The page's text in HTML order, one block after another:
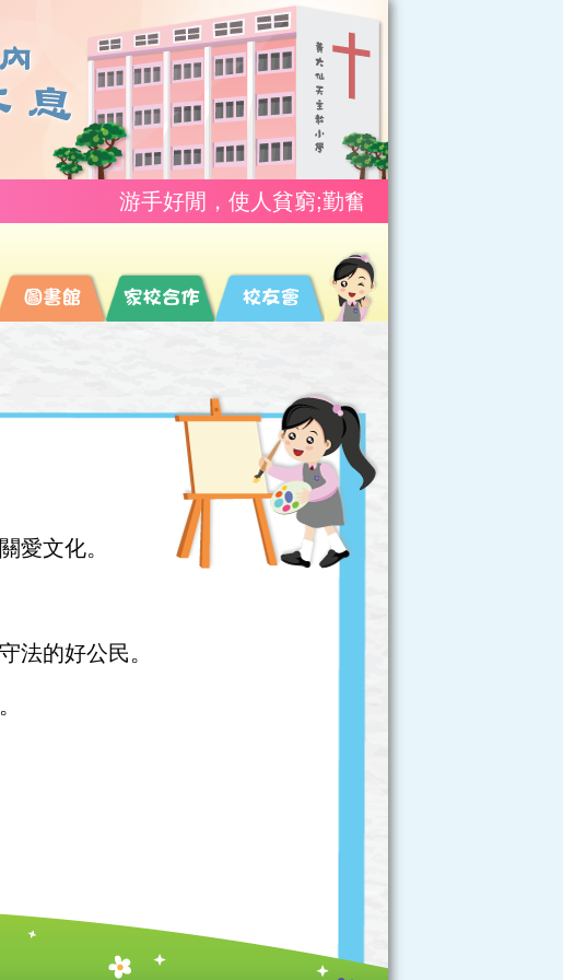
游手好閒，使人貧窮;勤奮工作，使人富有。(
愛文化。
法的好公民。